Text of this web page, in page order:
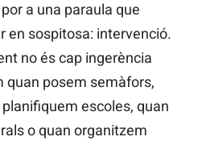
a una paraula que
en sospitosa: intervenció.
no és cap ingerència
quan posem semàfors,
escoles, quan
o quan organitzem